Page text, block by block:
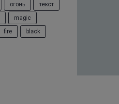
огонь
текст
magic
fire
black